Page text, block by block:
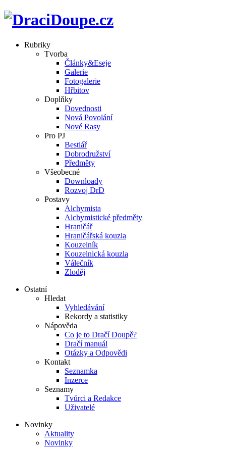
Rubriky
Tvorba
Články&Eseje
Galerie
Fotogalerie
Hřbitov
Doplňky
Dovednosti
Nová Povolání
Nové Rasy
Pro PJ
Bestiář
Dobrodružství
Předměty
Všeobecné
Downloady
Rozvoj DrD
Postavy
Alchymista
Alchymistické předměty
Hraničář
Hraničářská kouzla
Kouzelník
Kouzelnická kouzla
Válečník
Zloděj
Ostatní
Hledat
Vyhledávání
Rekordy a statistiky
Nápověda
Co je to Dračí Doupě?
Dračí manuál
Otázky a Odpovědi
Kontakt
Seznamka
Inzerce
Seznamy
Tvůrci a Redakce
Uživatelé
Novinky
Aktuality
Novinky